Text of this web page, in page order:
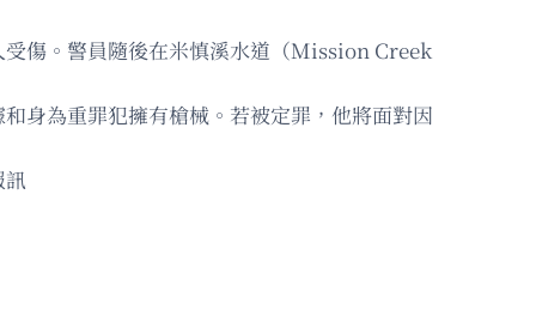
傷。警員隨後在米慎溪水道（Mission Creek
身為重罪犯擁有槍械。若被定罪，他將面對因